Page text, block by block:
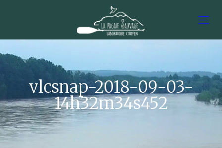
vlcsnap-2018-09-03-
14h32m34s452